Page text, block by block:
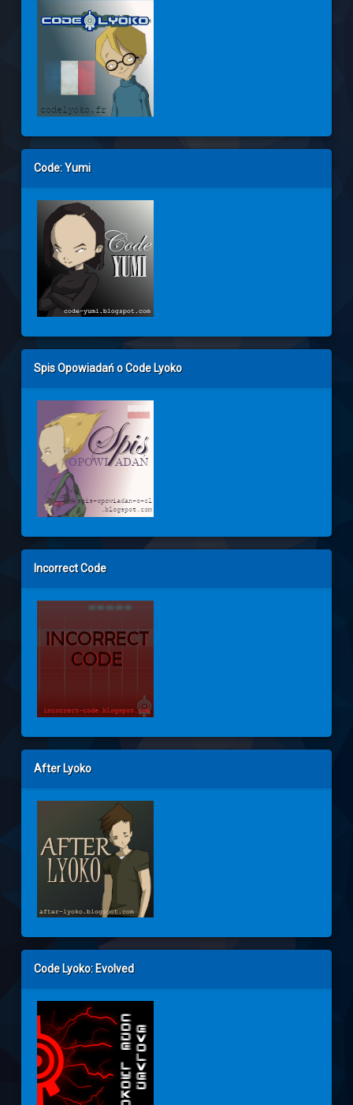
Code: Yumi
Spis Opowiadań o Code Lyoko
Incorrect Code
After Lyoko
Code Lyoko: Evolved